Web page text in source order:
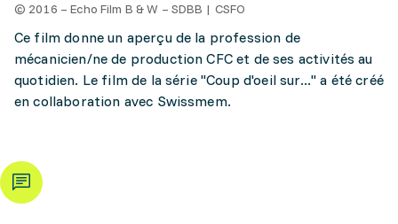
© 2016 – Echo Film B & W – SDBB | CSFO
Ce film donne un aperçu de la profession de
mécanicien/ne de production CFC et de ses activités au
quotidien. Le film de la série "Coup d'oeil sur..." a été créé
en collaboration avec Swissmem.